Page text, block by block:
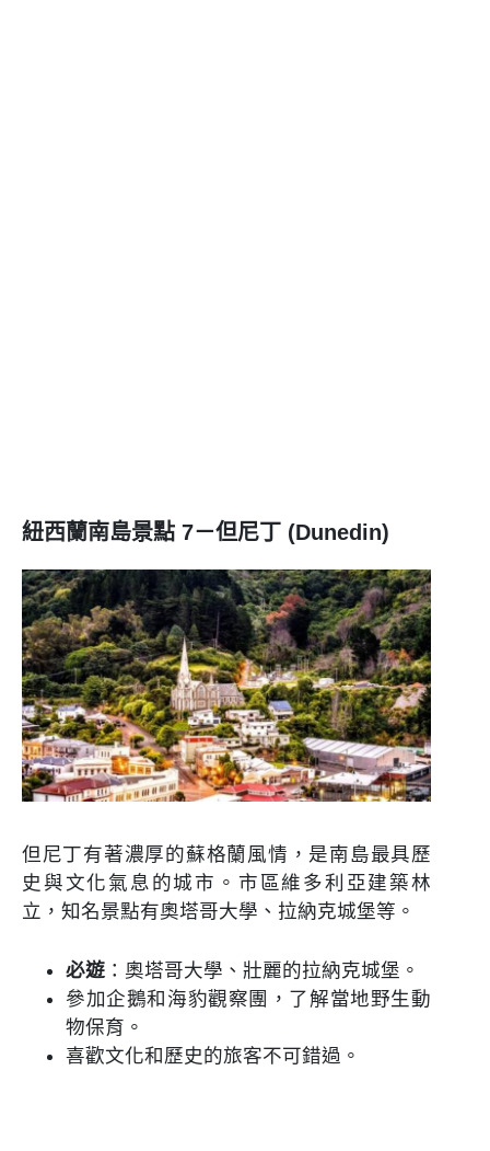
紐西蘭南島景點 7－但尼丁 (Dunedin)
但尼丁有著濃厚的蘇格蘭風情，是南島最具歷
史與文化氣息的城市。市區維多利亞建築林
立，知名景點有奧塔哥大學、拉納克城堡等。
必遊 ：奧塔哥大學、壯麗的拉納克城堡。
參加企鵝和海豹觀察團，了解當地野生動
物保育。
喜歡文化和歷史的旅客不可錯過。